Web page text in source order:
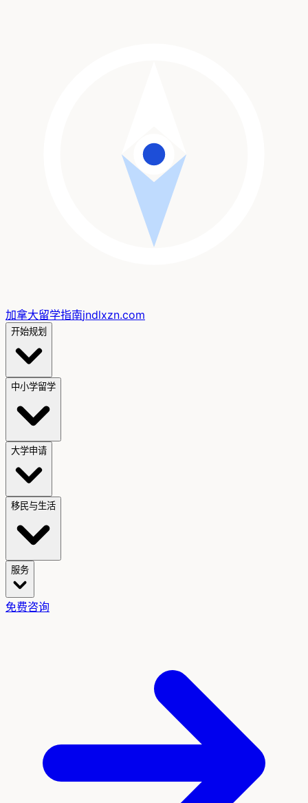
加拿大留学指南jndlxzn.com
开始规划
中小学留学
大学申请
移民与生活
服务
免费咨询